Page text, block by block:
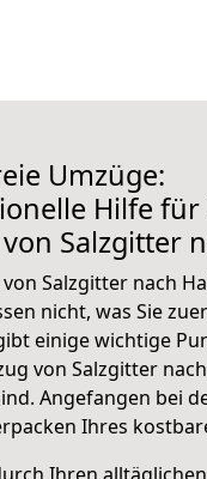
Umzüge:
Hilfe
Salzgitter
Salzgitter nach
nicht, was Sie
einige wichtige
von Salzgitter
Angefangen bei
Ihres